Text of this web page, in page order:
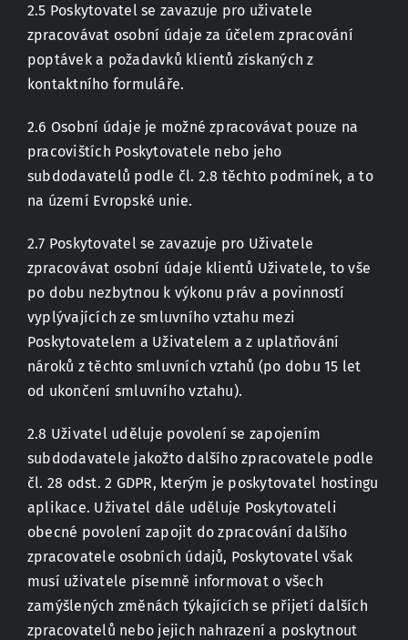
2.5 Poskytovatel se zavazuje pro uživatele
zpracovávat osobní údaje za účelem zpracování
poptávek a požadavků klientů získaných z
kontaktního formuláře.
2.6 Osobní údaje je možné zpracovávat pouze na
pracovištích Poskytovatele nebo jeho
subdodavatelů podle čl. 2.8 těchto podmínek, a to
na území Evropské unie.
2.7 Poskytovatel se zavazuje pro Uživatele
zpracovávat osobní údaje klientů Uživatele, to vše
po dobu nezbytnou k výkonu práv a povinností
vyplývajících ze smluvního vztahu mezi
Poskytovatelem a Uživatelem a z uplatňování
nároků z těchto smluvních vztahů (po dobu 15 let
od ukončení smluvního vztahu).
2.8 Uživatel uděluje povolení se zapojením
subdodavatele jakožto dalšího zpracovatele podle
čl. 28 odst. 2 GDPR, kterým je poskytovatel hostingu
aplikace. Uživatel dále uděluje Poskytovateli
obecné povolení zapojit do zpracování dalšího
zpracovatele osobních údajů, Poskytovatel však
musí uživatele písemně informovat o všech
zamýšlených změnách týkajících se přijetí dalších
zpracovatelů nebo jejich nahrazení a poskytnout